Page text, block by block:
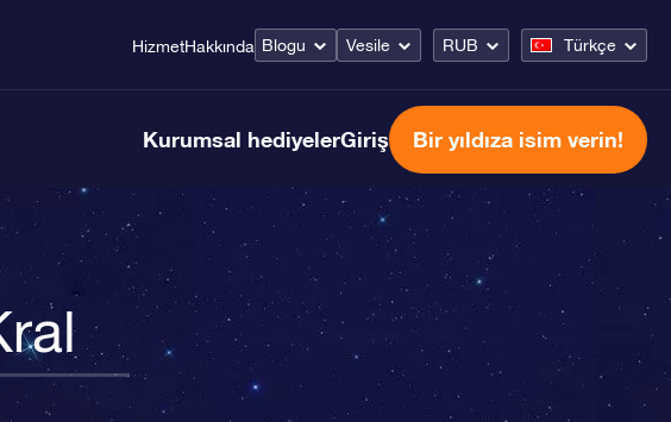
HizmetHakkında Blogu Vesile RUB Türkçe
Kurumsal hediyelerGiriş Bir yıldıza isim verin!